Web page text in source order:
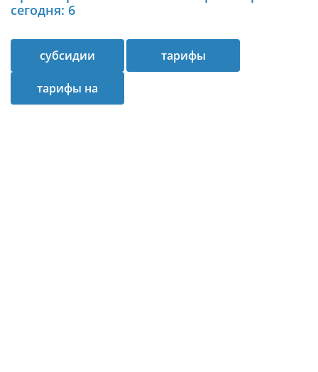
сегодня: 6
субсидии тарифы
тарифы на